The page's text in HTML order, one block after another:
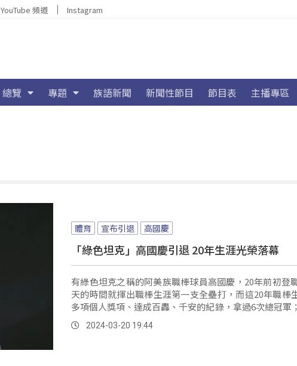
YouTube 頻道 Instagram
總覽 專題 族語新聞 新聞性節目 節目表 主播專區
體育 宣布引退 高國慶
「綠色坦克」高國慶引退 20年生涯光榮落幕
有綠色坦克之稱的阿美族職棒球員高國慶，20年前初登
天的時間就揮出職棒生涯第一支全壘打，而這20年職棒
多項個人獎項、達成百轟、千安的紀錄，拿過6次總冠軍
正式宣布將高掛球鞋，成為統一獅二軍首席教練。
2024-03-20 19:44